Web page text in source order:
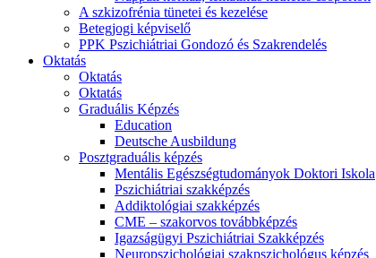
A szkizofrénia tünetei és kezelése
Betegjogi képviselő
PPK Pszichiátriai Gondozó és Szakrendelés
Oktatás
Oktatás
Oktatás
Graduális Képzés
Education
Deutsche Ausbildung
Posztgraduális képzés
Mentális Egészségtudományok Doktori Iskola
Pszichiátriai szakképzés
Addiktológiai szakképzés
CME – szakorvos továbbképzés
Igazságügyi Pszichiátriai Szakképzés
Neuropszichológiai szakpszichológus képzés